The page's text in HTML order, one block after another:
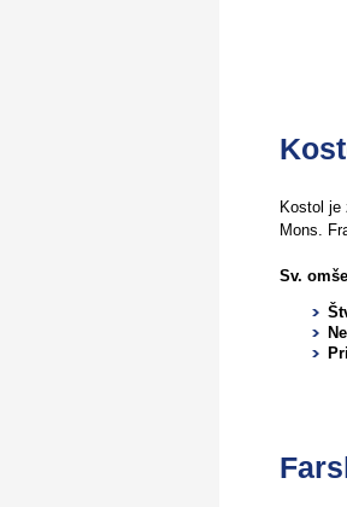
Kostol je
Mons.
Sv. omše